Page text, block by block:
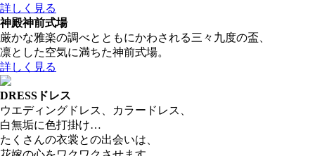
詳しく見る
神殿神前式場
厳かな雅楽の調べとともにかわされる三々九度の盃、
凛とした空気に満ちた神前式場。
詳しく見る
DRESS ドレス
ウエディングドレス、カラードレス、
白無垢に色打掛け…
たくさんの衣裳との出会いは、